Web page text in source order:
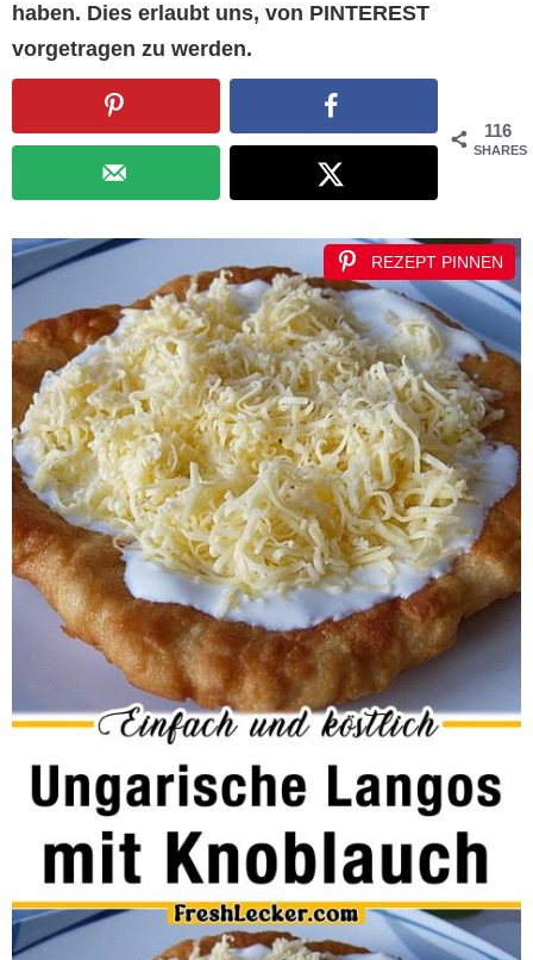
haben. Dies erlaubt uns, von PINTEREST
vorgetragen zu werden.
116
SHARES
REZEPT PINNEN